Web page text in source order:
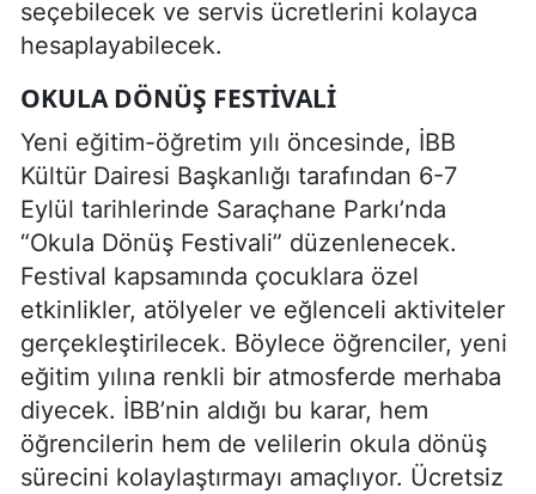
seçebilecek ve servis ücretlerini kolayca
hesaplayabilecek.
OKULA DÖNÜŞ FESTIVALI
Yeni eğitim-öğretim yılı öncesinde, İBB
Kültür Dairesi Başkanlığı tarafından 6-7
Eylül tarihlerinde Saraçhane Parkı’nda
“Okula Dönüş Festivali” düzenlenecek.
Festival kapsamında çocuklara özel
etkinlikler, atölyeler ve eğlenceli aktiviteler
gerçekleştirilecek. Böylece öğrenciler, yeni
eğitim yılına renkli bir atmosferde merhaba
diyecek. İBB’nin aldığı bu karar, hem
öğrencilerin hem de velilerin okula dönüş
sürecini kolaylaştırmayı amaçlıyor. Ücretsiz